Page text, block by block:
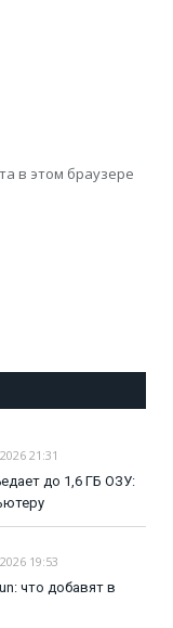
в этом браузере
21:31
до 1,6 ГБ ОЗУ:
19:53
что добавят в